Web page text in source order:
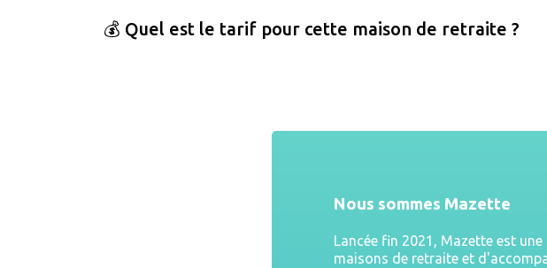
💰 Quel est le tarif pour cette maison de retraite ?
Nous sommes Mazette
Lancée fin 2021, Mazette est
maisons de retraite et